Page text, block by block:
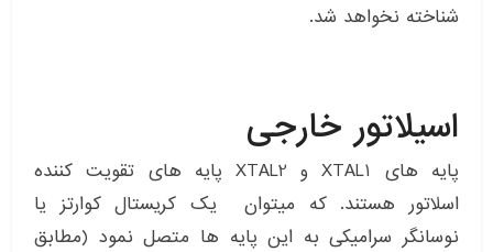
شناخته نخواهد شد.
اسیلاتور خارجی
پایه های XTAL1 و XTAL2 پایه های تقویت کننده
اسلاتور هستند. که میتوان یک کریستال کوارتز یا
نوسانگر سرامیکی به این پایه ها متصل نمود (مطابق